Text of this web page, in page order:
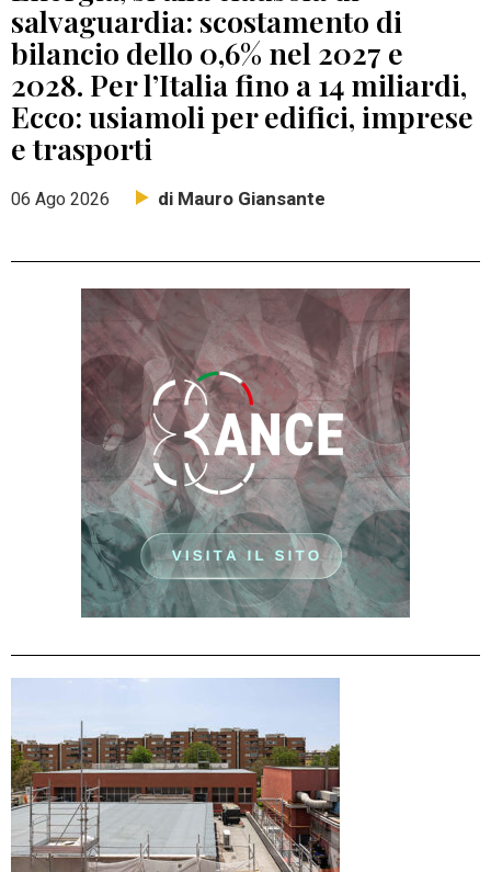
salvaguardia: scostamento di
bilancio dello 0,6% nel 2027 e
2028. Per l’Italia fino a 14 miliardi,
Ecco: usiamoli per edifici, imprese
e trasporti
06 Ago 2026 di Mauro Giansante